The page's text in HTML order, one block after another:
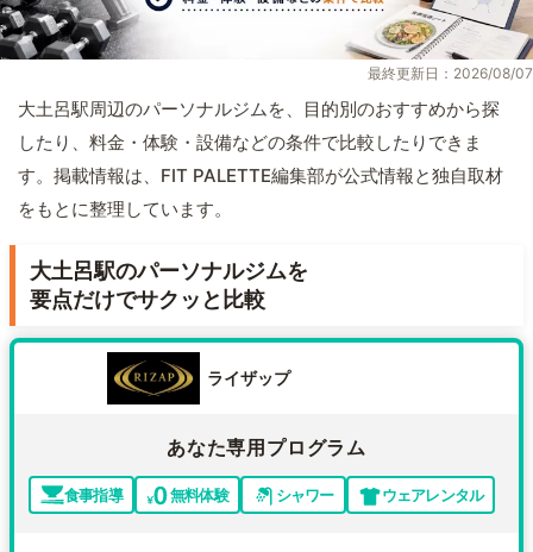
最終更新日：2026/08/07
大土呂駅周辺のパーソナルジムを、目的別のおすすめから探
したり、料金・体験・設備などの条件で比較したりできま
す。掲載情報は、FIT PALETTE編集部が公式情報と独自取材
をもとに整理しています。
大土呂駅のパーソナルジムを
要点だけでサクッと比較
ライザップ
あなた専用プログラム
食事指導 無料体験 シャワー ウェアレンタル